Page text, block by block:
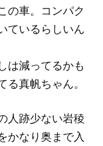
の車。コンパク
ているらしいん
は減ってるかも
真帆ちゃん。
人跡少ない岩稜
かなり奥まで入